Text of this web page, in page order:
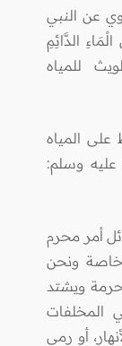
عن النبي
الدَّائِمِ
للمياه
على المياه
عليه وسلم:
أمر محرم
خاصة ونحن
حرمة ويشتد
المخلفات
أو رمي